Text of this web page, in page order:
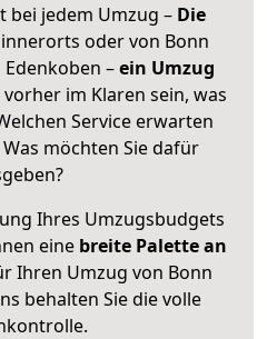
bei jedem Umzug – Die
oder von Bonn
–ein Umzug
im Klaren sein, was
Service erwarten
möchten Sie dafür
Ihres Umzugsbudgets
eine breite Palette an
Ihren Umzug von Bonn
behalten Sie die volle